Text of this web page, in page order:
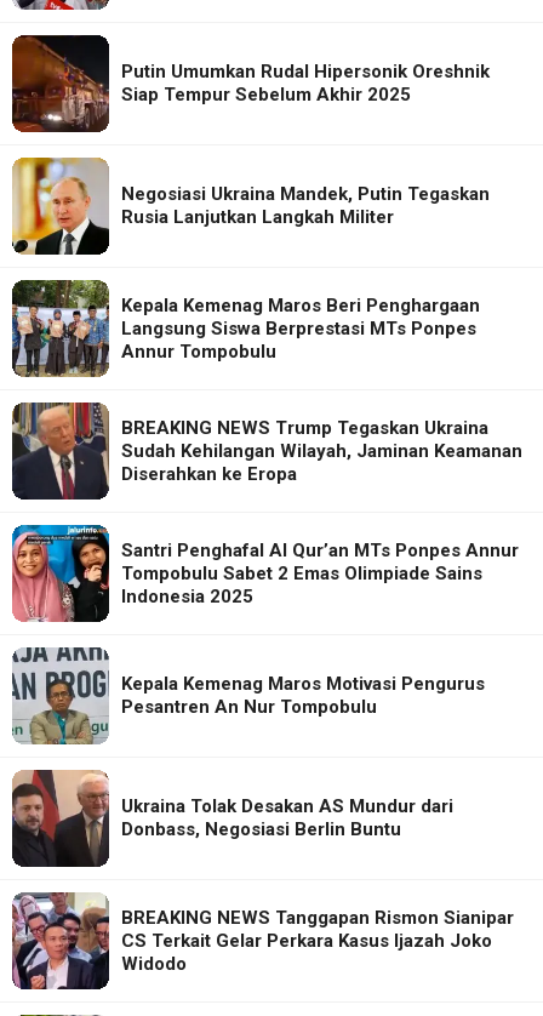
Putin Umumkan Rudal Hipersonik Oreshnik
Siap Tempur Sebelum Akhir 2025
Negosiasi Ukraina Mandek, Putin Tegaskan
Rusia Lanjutkan Langkah Militer
Kepala Kemenag Maros Beri Penghargaan
Langsung Siswa Berprestasi MTs Ponpes
Annur Tompobulu
BREAKING NEWS Trump Tegaskan Ukraina
Sudah Kehilangan Wilayah, Jaminan Keamanan
Diserahkan ke Eropa
Santri Penghafal Al Qur’an MTs Ponpes Annur
Tompobulu Sabet 2 Emas Olimpiade Sains
Indonesia 2025
Kepala Kemenag Maros Motivasi Pengurus
Pesantren An Nur Tompobulu
Ukraina Tolak Desakan AS Mundur dari
Donbass, Negosiasi Berlin Buntu
BREAKING NEWS Tanggapan Rismon Sianipar
CS Terkait Gelar Perkara Kasus Ijazah Joko
Widodo